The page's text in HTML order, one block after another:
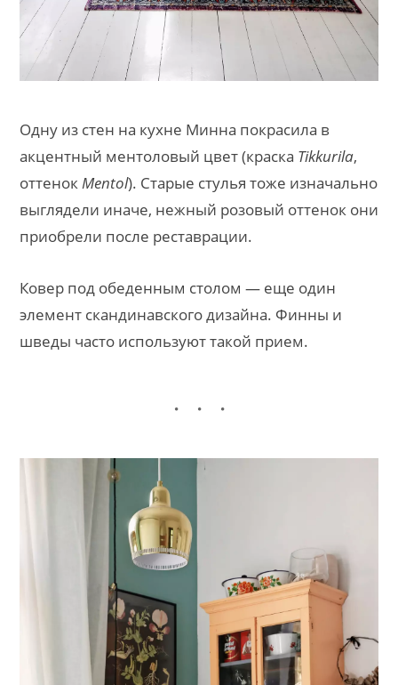
Одну из стен на кухне Минна покрасила в
акцентный ментоловый цвет (краска Tikkurila,
оттенокMentol). Старые стулья тоже изначально
выглядели иначе, нежный розовый оттенок они
приобрели после реставрации.
Ковер под обеденным столом — еще один
элемент скандинавского дизайна. Финны и
шведы часто используют такой прием.